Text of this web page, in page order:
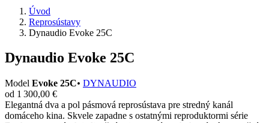
Úvod
Reprosústavy
Dynaudio Evoke 25C
Dynaudio Evoke 25C
Model Evoke 25C• DYNAUDIO
od 1 300,00 €
Elegantná dva a pol pásmová reprosústava pre stredný kanál
domáceho kina. Skvele zapadne s ostatnými reproduktormi série